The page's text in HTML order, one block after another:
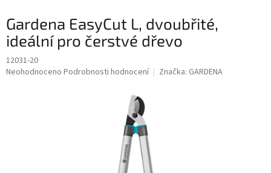
Gardena EasyCut L, dvoubřité,
ideální pro čerstvé dřevo
12031-20
Průměrné
Neohodnoceno Podrobnosti hodnocení Značka: GARDENA